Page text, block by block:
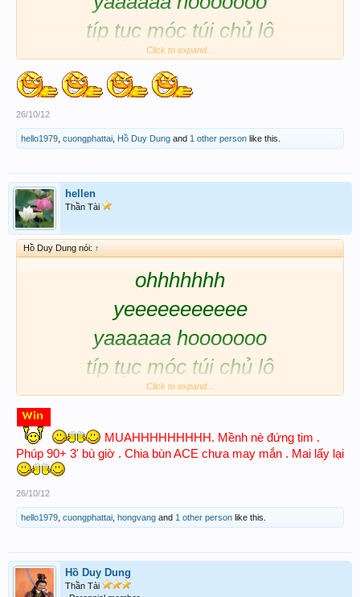
típ tục móc túi chủ lô
hồ hố hô oooooooooooo
Click to expand...
26/10/12
hello1979 cuongphattai Hồ Duy Dung and 1 other person like this.
hellen
Thần Tài
Hồ Duy Dung nói: ↑
ohhhhhhh
yeeeeeeeeeee
yaaaaaa hooooooo
típ tục móc túi chủ lô
hồ hố hô oooooooooooo
Click to expand...
MUAHHHHHHHHH. Mềnh nè đứng tim .
Phúp 90+ 3' bù giờ . Chia bùn ACE chưa may mắn . Mai lấy lại
26/10/12
hello1979 cuongphattai hongvang and 1 other person like this.
Hồ Duy Dung
Thần Tài